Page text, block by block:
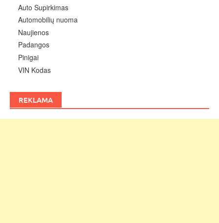
Auto Supirkimas
Automobilių nuoma
Naujienos
Padangos
Pinigai
VIN Kodas
REKLAMA